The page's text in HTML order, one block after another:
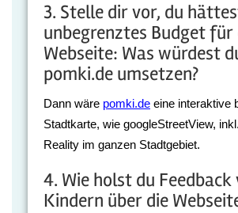
3. Stelle dir vor, du
unbegrenztes Budget für
Webseite: Was würdest
pomki.de umsetzen?
Dann wäre pomki.de eine interaktive
Stadtkarte, wie googleStreetView,
Reality im ganzen Stadtgebiet.
4. Wie holst du Feedback
Kindern über die